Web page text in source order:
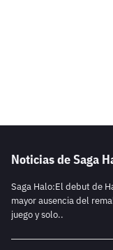
Noticias de Saga
Saga Halo:El debut de
mayor ausencia del
juego y solo..